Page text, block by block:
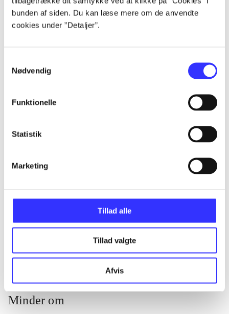
bunden af siden. Du kan læse mere om de anvendte
cookies under ”Detaljer”.
Nødvendig
Funktionelle
Statistik
Marketing
Tillad alle
Tillad valgte
Afvis
...
Minder om